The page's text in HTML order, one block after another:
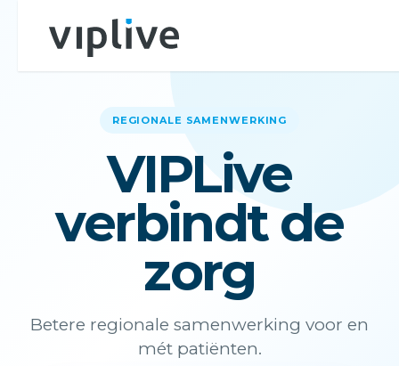
REGIONALE SAMENWERKING
VIPLive
verbindt de
zorg
Betere regionale samenwerking voor en
mét patiënten.